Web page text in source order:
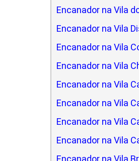
Encanador na Vila
Encanador na Vila
Encanador na Vila
Encanador na Vila
Encanador na Vila
Encanador na Vila
Encanador na Vila
Encanador na Vila
Encanador na Vila